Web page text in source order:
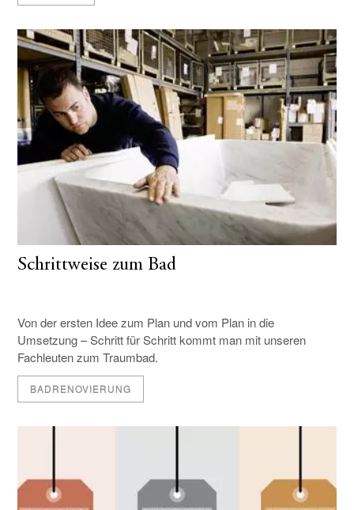
Schrittweise zum Bad
Von der ersten Idee zum Plan und vom Plan in die
Umsetzung – Schritt für Schritt kommt man mit unseren
Fachleuten zum Traumbad.
BADRENOVIERUNG